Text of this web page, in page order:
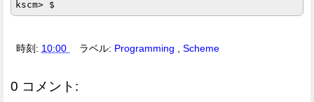
時刻: 10:00 ラベル: Programming ,Scheme
0 コメント: